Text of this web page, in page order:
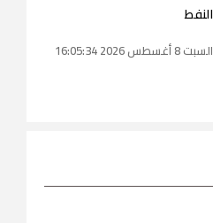
النفط
السبت 8 أغسطس 2026 16:05:34